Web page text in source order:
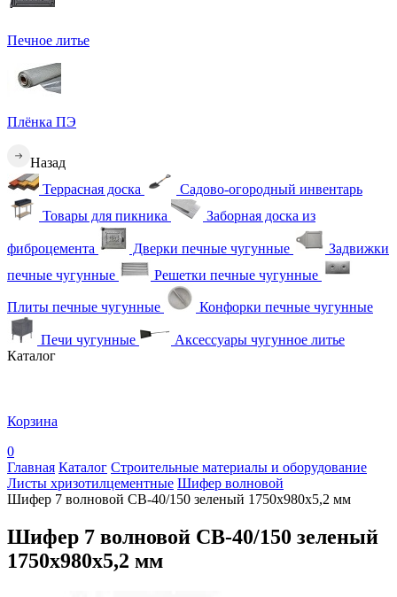
Печное литье
Плёнка ПЭ
Назад
Террасная доска
Садово-огородный инвентарь
Товары для пикника
Заборная доска из
фиброцемента Дверки печные чугунные
Задвижки
печные чугунные
Решетки печные чугунные
Плиты печные чугунные Конфорки печные чугунные
Печи чугунные
Аксессуары чугунное литье
Каталог
Корзина
0
Главная Каталог Строительные материалы и оборудование
Листы хризотилцементные Шифер волновой
Шифер 7 волновой СВ-40/150 зеленый 1750х980х5,2 мм
Шифер 7 волновой СВ-40/150 зеленый
1750х980х5,2 мм